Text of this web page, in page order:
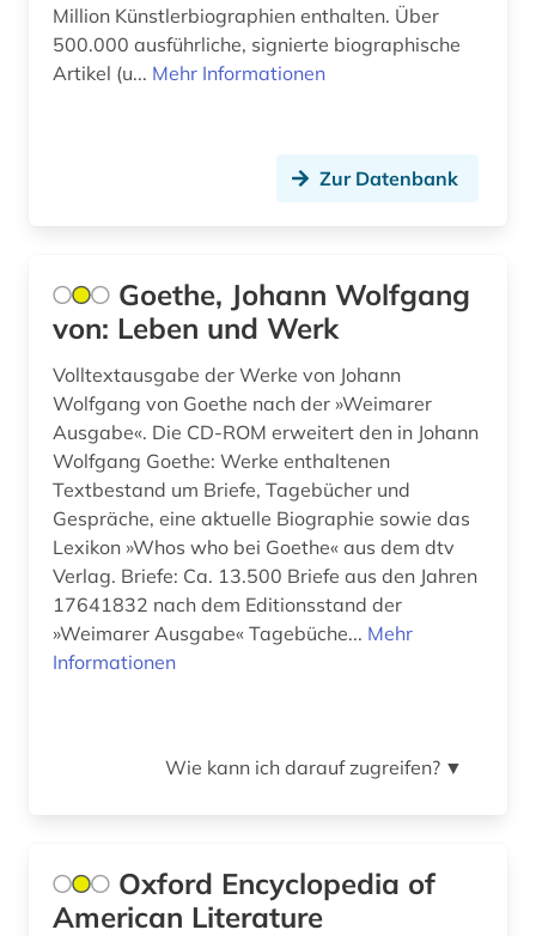
manager (1)
mathematik (1)
mexiko (2)
mittelalter (2)
mozart (1)
musik (3)
musiker (6)
musikwissenschaft (2)
Million Künstlerbiographien enthalten. Über
500.000 ausführliche, signierte biographische
Artikel (u... Mehr Informationen
Zur Datenbank
Goethe, Johann Wolfgang
von: Leben und Werk
Volltextausgabe der Werke von Johann
Wolfgang von Goethe nach der »Weimarer
Ausgabe«. Die CD-ROM erweitert den in Johann
Wolfgang Goethe: Werke enthaltenen
Textbestand um Briefe, Tagebücher und
Gespräche, eine aktuelle Biographie sowie das
Lexikon »Whos who bei Goethe« aus dem dtv
Verlag. Briefe: Ca. 13.500 Briefe aus den Jahren
17641832 nach dem Editionsstand der
»Weimarer Ausgabe« Tagebüche... Mehr
Informationen
Wie kann ich darauf zugreifen? ▼
Oxford Encyclopedia of
American Literature